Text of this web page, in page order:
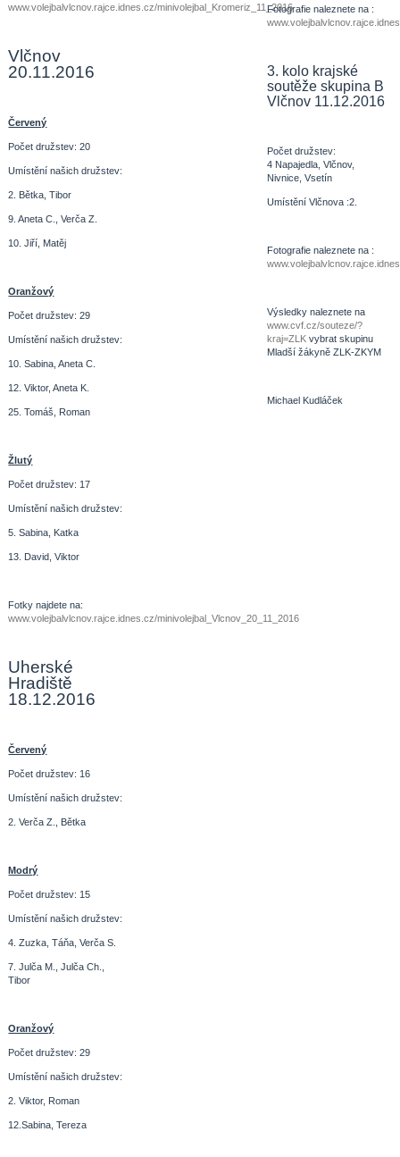
www.volejbalvlcnov.rajce.idnes.cz/minivolejbal_Kromeriz_11_2016
Vlčnov
20.11.2016
Červený
Počet družstev: 20
Umístění našich družstev:
2. Bětka, Tibor
9. Aneta C., Verča Z.
10. Jiří, Matěj
Oranžový
Počet družstev: 29
Umístění našich družstev:
10. Sabina, Aneta C.
12. Viktor, Aneta K.
25. Tomáš, Roman
Žlutý
Počet družstev: 17
Umístění našich družstev:
5. Sabina, Katka
13. David, Viktor
Fotky najdete na:
www.volejbalvlcnov.rajce.idnes.cz/minivolejbal_Vlcnov_20_11_2016
Uherské
Hradiště
18.12.2016
Červený
Počet družstev: 16
Umístění našich družstev:
2. Verča Z., Bětka
Modrý
Počet družstev: 15
Umístění našich družstev:
4. Zuzka, Táňa, Verča S.
7. Julča M., Julča Ch.,
Tibor
Oranžový
Počet družstev: 29
Umístění našich družstev:
2. Viktor, Roman
12.Sabina, Tereza
Fotografie naleznete na :
3. kolo krajské
soutěže skupina B
Vlčnov 11.12.2016
Počet družstev:
4 Napajedla, Vlčnov,
Nivnice, Vsetín
Umístění Vlčnova :2.
Fotografie naleznete na :
Výsledky naleznete na
www.cvf.cz/souteze/?
kraj=ZLK vybrat skupinu
Mladší žákyně ZLK-ZKYM
Michael Kudláček